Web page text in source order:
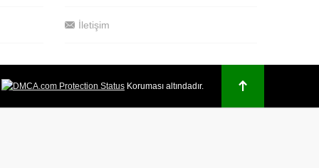
İletişim
Koruması altındadır.